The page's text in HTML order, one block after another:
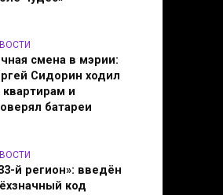
смена в мэрии:
Сидорин ходил
квартирам и
батареи
й регион»: введён
код